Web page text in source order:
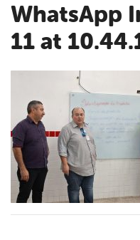
WhatsApp Image 2024-06-
11 at